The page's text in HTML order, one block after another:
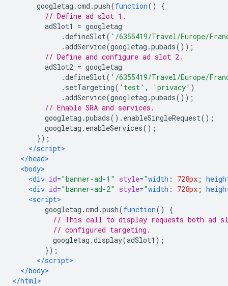
googletag .cmd .push(function()
{
// Define ad slot 1.
adSlot1 = googletag
.defineSlot( '/6355419/Travel/Europe/
.addService(googletag .pubads());
// Define and configure ad slot 2.
adSlot2 = googletag
.defineSlot( '/6355419/Travel/Europe/
. setTargeting( 'test' , 'privacy' )
.addService(googletag .pubads());
// Enable SRA and services.
googletag .pubads(). enableSingleRequest();
googletag . enableServices();
});
</script>
</head>
<body>
<div id="banner-ad-1" style="width : 728px ;
<div id="banner-ad-2" style="width : 728px ;
<script>
googletag .cmd .push(function()
{
// This call to display requests both ad
// configured targeting.
googletag .display(adSlot1 );
});
</script>
</body>
</html>